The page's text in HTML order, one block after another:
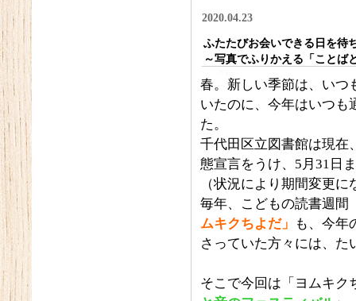
2020.04.23
ふたたびお会いできる日を待
～写真でふりかえる「ことば
春。新しい季節は、いつ
いたのに、今年はいつも
た。
千代田区立図書館は現在
態宣言をうけ、5月31日
（状況により期間変更
毎年、こどもの読書週間
ムキクちよだ」
も、今年
さっていた方々には、た
そこで今回は「ヨムキク